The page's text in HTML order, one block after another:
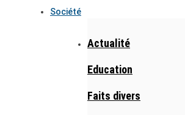
Société
Actualité
Education
Faits divers